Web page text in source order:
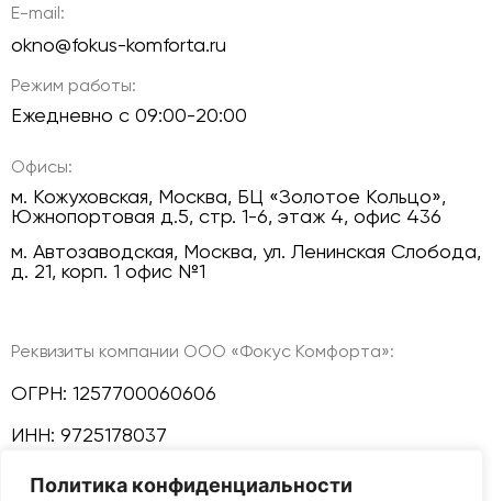
Политика конфиденциальности
E-mail:
okno@fokus-komforta.ru
Режим работы:
Ежедневно с 09:00-20:00
Офисы:
м. Кожуховская, Москва, БЦ «Золотое Кольцо»,
Южнопортовая д.5, стр. 1-6, этаж 4, офис 436
м. Автозаводская, Москва, ул. Ленинская Слобода,
д. 21, корп. 1 офис №1
Реквизиты компании ООО «Фокус Комфорта»:
ОГРН: 1257700060606
ИНН: 9725178037
КПП: 772501001